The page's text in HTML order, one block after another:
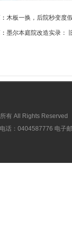
木板一换，后院秒变度
墨尔本庭院改造实录：
有 All Rights Reserved
话：0404587776 电子